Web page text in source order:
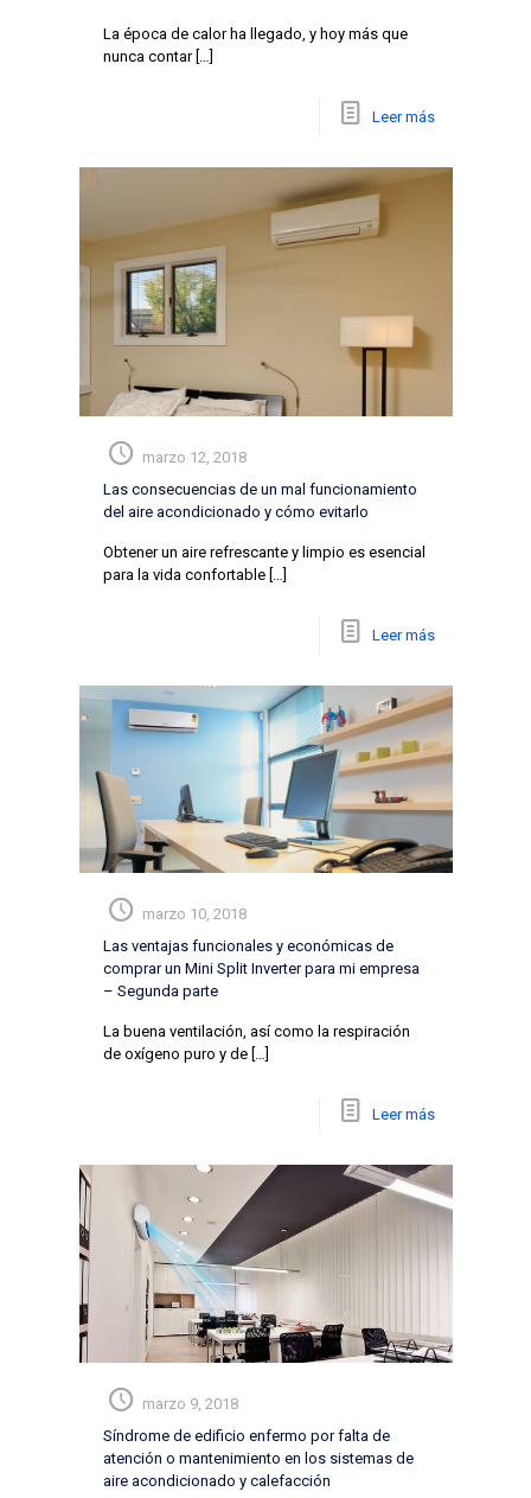
La época de calor ha llegado, y hoy más que
nunca contar[…]
Leer más
marzo 12, 2018
Las consecuencias de un mal funcionamiento
del aire acondicionado y cómo evitarlo
Obtener un aire refrescante y limpio es esencial
para la vida confortable[…]
Leer más
marzo 10, 2018
Las ventajas funcionales y económicas de
comprar un Mini Split Inverter para mi empresa
– Segunda parte
La buena ventilación, así como la respiración
de oxígeno puro y de[…]
Leer más
marzo 9, 2018
Síndrome de edificio enfermo por falta de
atención o mantenimiento en los sistemas de
aire acondicionado y calefacción